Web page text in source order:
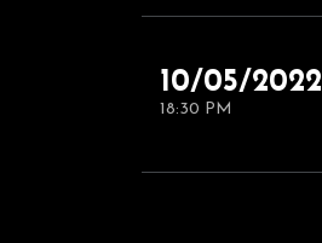
10/05/2022
18:30 PM